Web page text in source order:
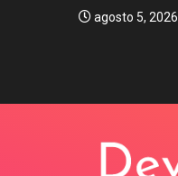
agosto 5, 2026